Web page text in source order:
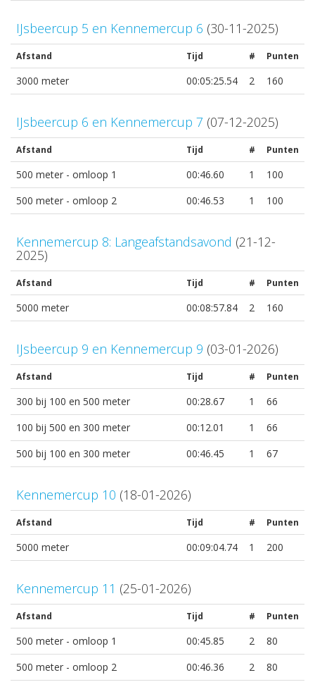
IJsbeercup 5 en Kennemercup 6 (30-11-2025)
Afstand Tijd # Punten
3000 meter 00:05:25.54 2 160
IJsbeercup 6 en Kennemercup 7 (07-12-2025)
Afstand Tijd # Punten
500 meter - omloop 1 00:46.60 1
100
500 meter - omloop 2
00:46.53 1 100
Kennemercup 8: Langeafstandsavond (21-12-
2025)
Afstand Tijd # Punten
5000 meter 00:08:57.84 2 160
IJsbeercup 9 en Kennemercup 9 (03-01-2026)
Afstand Tijd # Punten
300 bij 100 en 500 meter 00:28.67 1
66
100 bij 500 en 300 meter
00:12.01 1
66
500 bij 100 en 300 meter
00:46.45 1 67
Kennemercup 10 (18-01-2026)
Afstand Tijd # Punten
5000 meter 00:09:04.74 1 200
Kennemercup 11 (25-01-2026)
Afstand Tijd # Punten
500 meter - omloop 1 00:45.85 2
80
500 meter - omloop 2
00:46.36 2 80